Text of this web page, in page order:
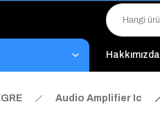
Hakkımızda
Audio Amplifier Ic